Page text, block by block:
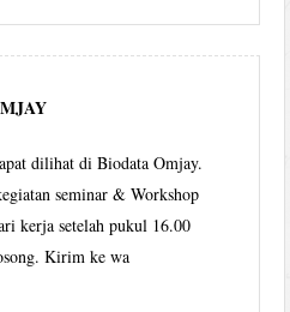
dilihat di Biodata Omjay.
seminar & Workshop
kerja setelah pukul 16.00
Kirim ke wa